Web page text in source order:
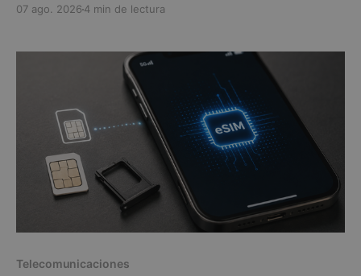
españolas. Miles de personas se desplazarán hacia
visibilidad y, durante unos minutos, intentarán hacer
exactamente lo mismo:
07 ago. 2026 4 min de lectura
Telecomunicaciones